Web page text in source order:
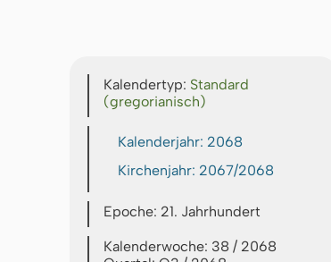
Kalendertyp: Standard
(gregorianisch)
Kalenderjahr: 2068
Kirchenjahr: 2067/2068
Epoche: 21. Jahrhundert
Kalenderwoche: 38 / 2068